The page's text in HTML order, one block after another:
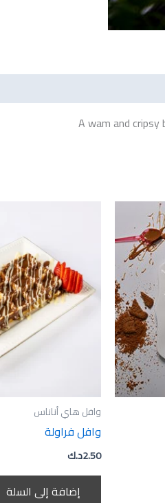
A wam and
وافل هاي أناناس
وافل فراولة
د.ك2.50
إضافة إلى السلة